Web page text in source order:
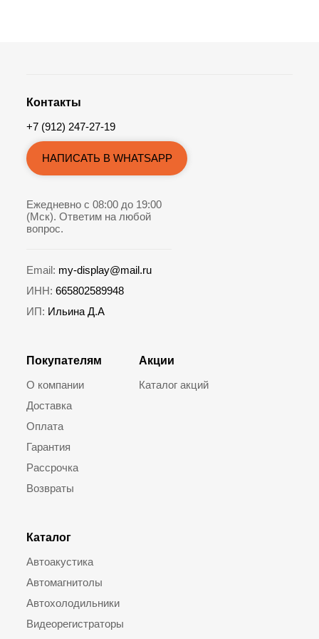
Покупателям
О компании
Доставка
Оплата
Гарантия
Рассрочка
Возвраты
Каталог
Автоакустика
Автомагнитолы
Автохолодильники
Видеорегистраторы
Акции
Каталог акций
Контакты
+7 (912) 247-27-19
НАПИСАТЬ В WHATSAPP
Ежедневно с 08:00 до 19:00
(Мск). Ответим на любой
вопрос.
Email: my-display@mail.ru
ИНН: 665802589948
ИП: Ильина Д.А